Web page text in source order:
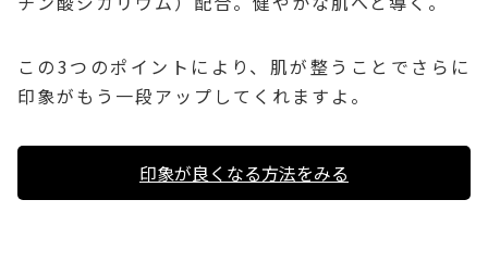
この3つのポイントにより、肌が整うことでさらに
印象がもう一段アップしてくれますよ。
印象が良くなる方法をみる